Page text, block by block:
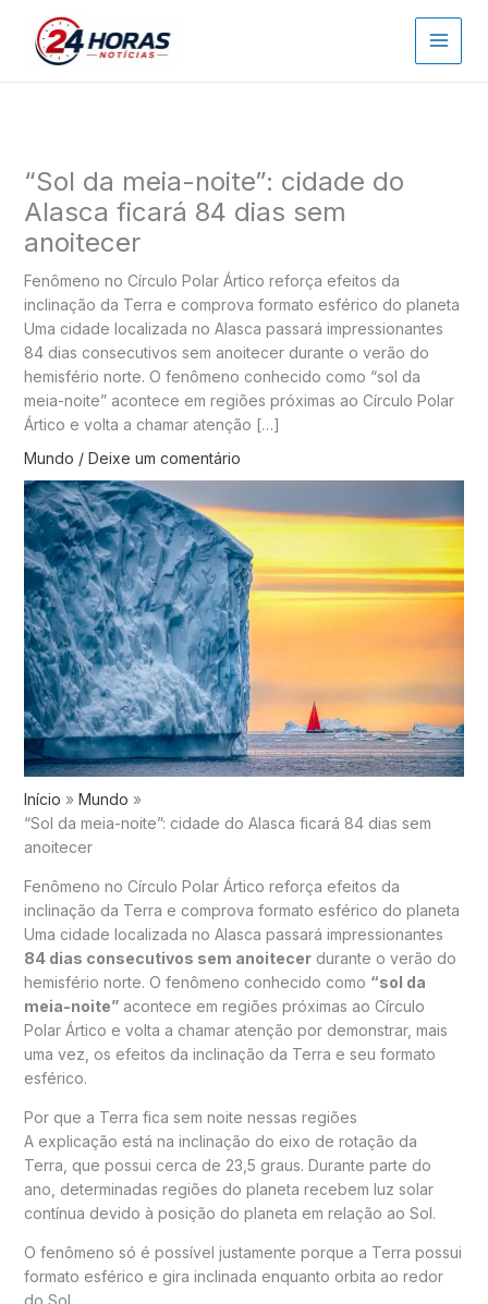
“Sol da meia-noite”: cidade do
Alasca ficará 84 dias sem
anoitecer
Fenômeno no Círculo Polar Ártico reforça efeitos da
inclinação da Terra e comprova formato esférico do planeta
Uma cidade localizada no Alasca passará impressionantes
84 dias consecutivos sem anoitecer durante o verão do
hemisfério norte. O fenômeno conhecido como “sol da
meia-noite” acontece em regiões próximas ao Círculo Polar
Ártico e volta a chamar atenção […]
Mundo / Deixe um comentário
Início
Mundo
“Sol da meia-noite”: cidade do Alasca ficará 84 dias sem
anoitecer
Fenômeno no Círculo Polar Ártico reforça efeitos da
inclinação da Terra e comprova formato esférico do planeta
Uma cidade localizada no Alasca passará impressionantes
84 dias consecutivos sem anoitecerdurante o verão do
hemisfério norte. O fenômeno conhecido como “sol da
meia-noite”acontece em regiões próximas ao Círculo
Polar Ártico e volta a chamar atenção por demonstrar, mais
uma vez, os efeitos da inclinação da Terra e seu formato
esférico.
Por que a Terra fica sem noite nessas regiões
A explicação está na inclinação do eixo de rotação da
Terra, que possui cerca de 23,5 graus. Durante parte do
ano, determinadas regiões do planeta recebem luz solar
contínua devido à posição do planeta em relação ao Sol.
O fenômeno só é possível justamente porque a Terra possui
formato esférico e gira inclinada enquanto orbita ao redor
do Sol.